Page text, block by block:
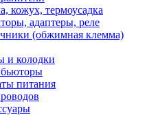
кожух, термоусадка
адаптеры, реле
(обжимная клемма)
и колодки
питания